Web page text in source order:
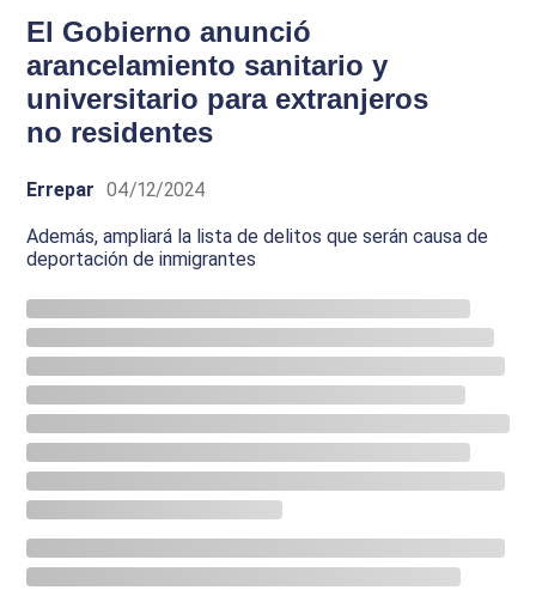
El Gobierno anunció
arancelamiento sanitario y
universitario para extranjeros
no residentes
Errepar 04/12/2024
Además, ampliará la lista de delitos que serán causa de
deportación de inmigrantes